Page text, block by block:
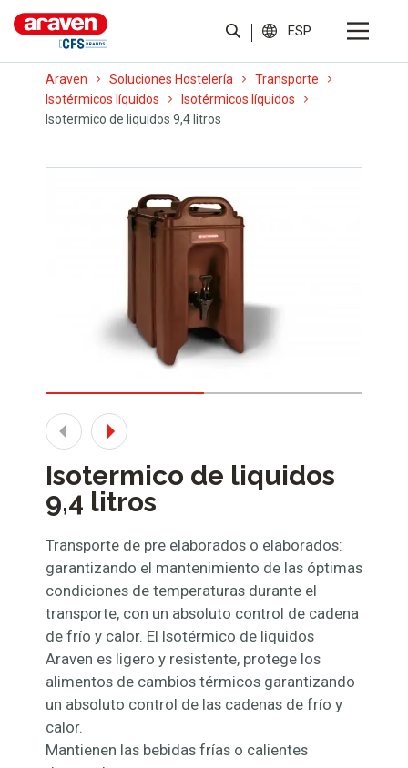
ESP
Araven Soluciones Hostelería
Transporte
Isotérmicos líquidos
Isotérmicos líquidos
Isotermico de liquidos 9,4 litros
Isotermico de liquidos
9,4 litros
Transporte de pre elaborados o elaborados:
garantizando el mantenimiento de las óptimas
condiciones de temperaturas durante el
transporte, con un absoluto control de cadena
de frío y calor. El Isotérmico de liquidos
Araven es ligero y resistente, protege los
alimentos de cambios térmicos garantizando
un absoluto control de las cadenas de frío y
calor.
Mantienen las bebidas frías o calientes